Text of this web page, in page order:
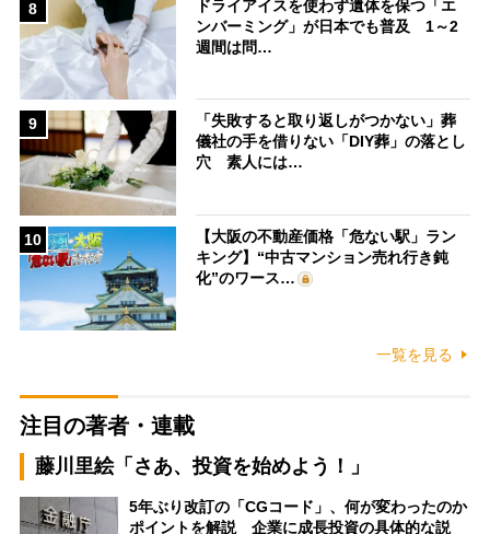
8
ドライアイスを使わず遺体を保つ「エ
ンバーミング」が日本でも普及 1～2
週間は問…
9
「失敗すると取り返しがつかない」葬
儀社の手を借りない「DIY葬」の落とし
穴 素人には…
10
【大阪の不動産価格「危ない駅」ラン
キング】“中古マンション売れ行き鈍
化”のワース…
一覧を見る
注目の著者・連載
藤川里絵「さあ、投資を始めよう！」
5年ぶり改訂の「CGコード」、何が変わったのか
ポイントを解説 企業に成長投資の具体的な説